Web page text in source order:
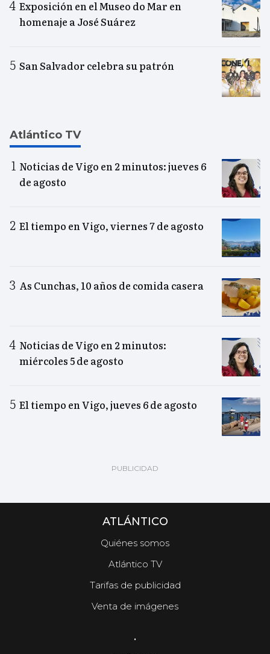
Exposición en el Museo do Mar en
homenaje a José Suárez
San Salvador celebra su patrón
Atlántico TV
Noticias de Vigo en 2 minutos: jueves 6
de agosto
El tiempo en Vigo, viernes 7 de agosto
As Cunchas, 10 años de comida casera
Noticias de Vigo en 2 minutos:
miércoles 5 de agosto
El tiempo en Vigo, jueves 6 de agosto
ATLÁNTICO
Quiénes somos
Atlántico TV
Tarifas de publicidad
Venta de imágenes
.